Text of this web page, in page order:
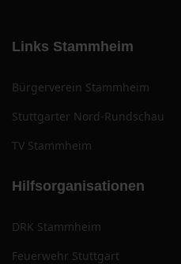
Links Stammheim
Bürgerverein Stammheim
Stuttgarter Nord-Rundschau
TV Stammheim
Hilfsorganisationen
DRK Stammheim
Feuerwehr Stuttgart